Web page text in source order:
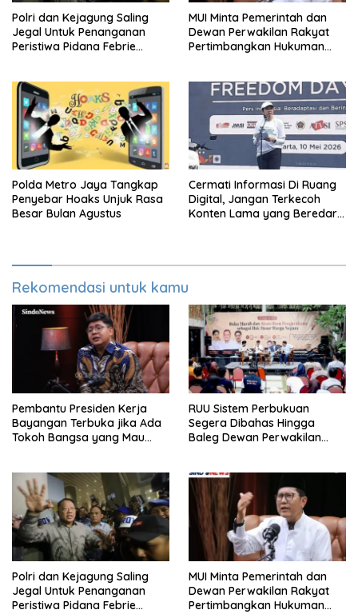
Polri dan Kejagung Saling
Jegal Untuk Penanganan
Peristiwa Pidana Febrie
MUI Minta Pemerintah dan
Dewan Perwakilan Rakyat
Pertimbangkan Hukuman
Polda Metro Jaya Tangkap
Penyebar Hoaks Unjuk Rasa
Besar Bulan Agustus
Cermati Informasi Di Ruang
Digital, Jangan Terkecoh
Konten Lama yang Beredar
Rekomendasi untuk kamu
Pembantu Presiden Kerja
Bayangan Terbuka jika Ada
Tokoh Bangsa yang Mau
RUU Sistem Perbukuan
Segera Dibahas Hingga
Baleg Dewan Perwakilan
Polri dan Kejagung Saling
Jegal Untuk Penanganan
Peristiwa Pidana Febrie
MUI Minta Pemerintah dan
Dewan Perwakilan Rakyat
Pertimbangkan Hukuman